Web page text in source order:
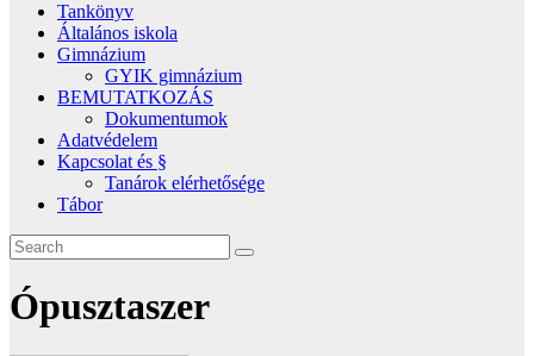
Tankönyv
Általános iskola
Gimnázium
GYIK gimnázium
BEMUTATKOZÁS
Dokumentumok
Adatvédelem
Kapcsolat és §
Tanárok elérhetősége
Tábor
Ópusztaszer